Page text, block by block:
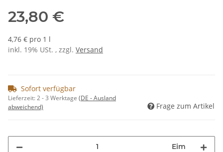
23,80 €
4,76 € pro 1 l
inkl. 19% USt. , zzgl. Versand
Sofort verfügbar
Lieferzeit:2 - 3 Werktage (DE - Ausland
abweichend)
Frage zum Artikel
Eim